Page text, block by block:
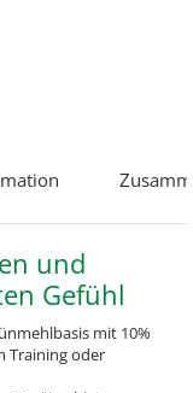
und
Gefühl
mit 10%
Training oder